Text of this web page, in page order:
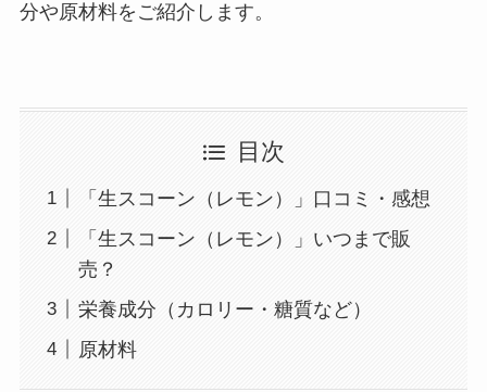
分や原材料をご紹介します。
目次
「生スコーン（レモン）」口コミ・感想
「生スコーン（レモン）」いつまで販
売？
栄養成分（カロリー・糖質など）
原材料